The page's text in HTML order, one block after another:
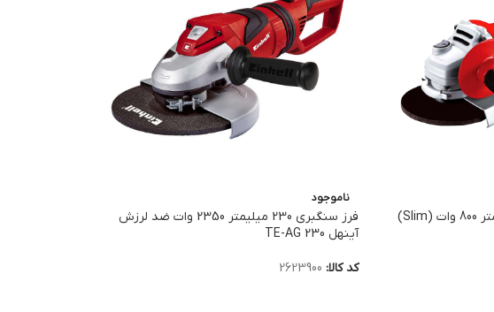
مینی فرز آهنگری 125 میلیمتر 800 وات (Slim)
ناموجود
فرز سنگبری 230 میلیمتر 2350 وات ضد لرزش
آینهل TE-AG 230
کد کالا: 2623900